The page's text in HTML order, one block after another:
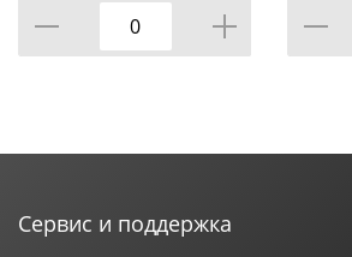
Сервис и поддержка